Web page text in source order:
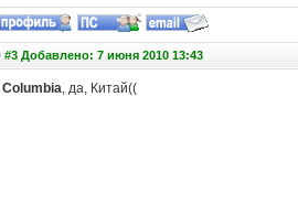
#3 Добавлено: 7 июня 2010 13:43
Columbia, да, Китай((